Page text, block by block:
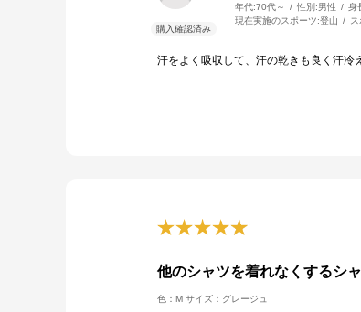
年代:70代～ 性別:男性 身
現在実施のスポーツ:登山
汗をよく吸収して、汗の乾きも良く汗冷
他のシャツを着れなくするシ
色：M サイズ：グレージュ